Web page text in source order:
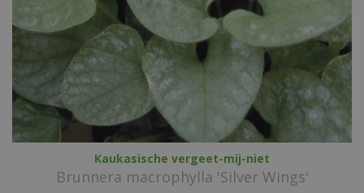
Kaukasische vergeet-mij-niet
Brunnera macrophylla 'Silver Wings'